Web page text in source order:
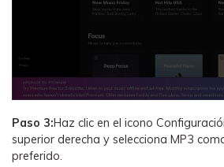
Paso 3:Haz clic en el icono
superior derecha y selecciona MP3
preferido.